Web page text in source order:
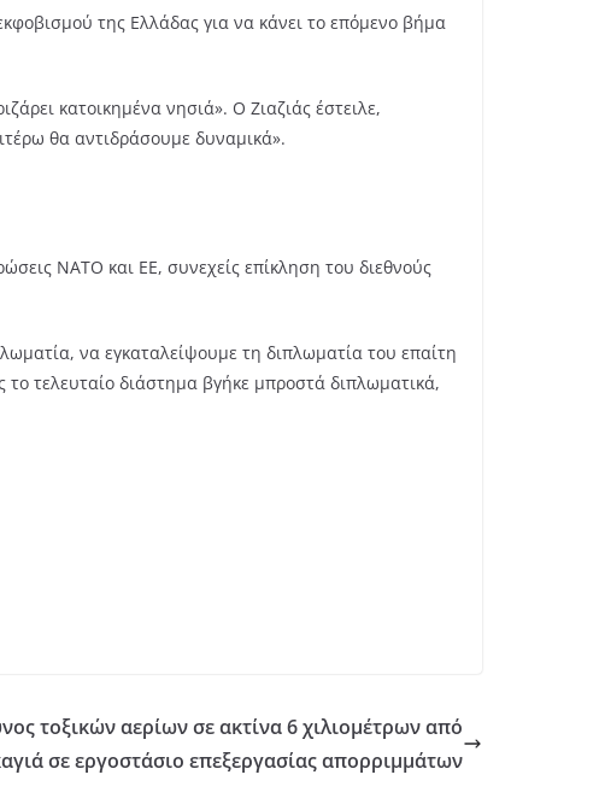
της Ελλάδας για να κάνει το επόμενο βήμα
κατοικημένα νησιά». Ο Ζιαζιάς έστειλε,
θα αντιδράσουμε δυναμικά».
ΝΑΤΟ και ΕΕ, συνεχείς επίκληση του διεθνούς
να εγκαταλείψουμε τη διπλωματία του επαίτη
το τελευταίο διάστημα βγήκε μπροστά διπλωματικά,
τοξικών αερίων σε ακτίνα 6 χιλιομέτρων από
σε εργοστάσιο επεξεργασίας απορριμμάτων